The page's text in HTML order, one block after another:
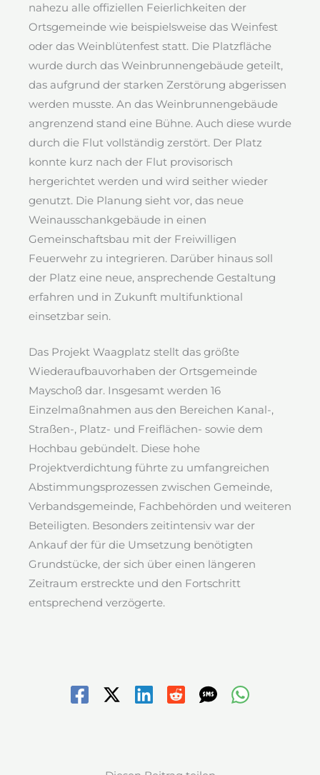
nahezu alle offiziellen Feierlichkeiten der
Ortsgemeinde wie beispielsweise das Weinfest
oder das Weinblütenfest statt. Die Platzfläche
wurde durch das Weinbrunnengebäude geteilt,
das aufgrund der starken Zerstörung abgerissen
werden musste. An das Weinbrunnengebäude
angrenzend stand eine Bühne. Auch diese wurde
durch die Flut vollständig zerstört. Der Platz
konnte kurz nach der Flut provisorisch
hergerichtet werden und wird seither wieder
genutzt. Die Planung sieht vor, das neue
Weinausschankgebäude in einen
Gemeinschaftsbau mit der Freiwilligen
Feuerwehr zu integrieren. Darüber hinaus soll
der Platz eine neue, ansprechende Gestaltung
erfahren und in Zukunft multifunktional
einsetzbar sein.
Das Projekt Waagplatz stellt das größte
Wiederaufbauvorhaben der Ortsgemeinde
Mayschoß dar. Insgesamt werden 16
Einzelmaßnahmen aus den Bereichen Kanal-,
Straßen-, Platz- und Freiflächen- sowie dem
Hochbau gebündelt. Diese hohe
Projektverdichtung führte zu umfangreichen
Abstimmungsprozessen zwischen Gemeinde,
Verbandsgemeinde, Fachbehörden und weiteren
Beteiligten. Besonders zeitintensiv war der
Ankauf der für die Umsetzung benötigten
Grundstücke, der sich über einen längeren
Zeitraum erstreckte und den Fortschritt
entsprechend verzögerte.